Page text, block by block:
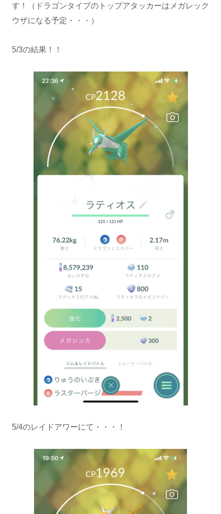
す！（ドラゴンタイプのトップアタッカーはメガレック
ウザになる予定・・・）
5/3の結果！！
5/4のレイドアワーにて・・・！